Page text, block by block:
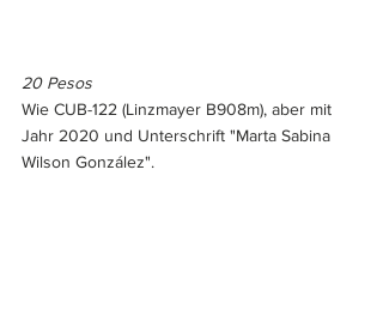
20 Pesos
Wie CUB-122 (Linzmayer B908m), aber mit
Jahr 2020 und Unterschrift "Marta Sabina
Wilson González".